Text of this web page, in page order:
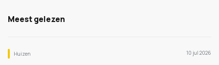
Meest gelezen
Huizen 10 jul 2026